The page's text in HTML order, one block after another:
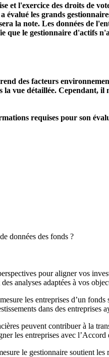
et l'exercice des droits de
les grands
la note. Les données de
que le gestionnaire d'actifs
des facteurs
la vue détaillée.
requises pour son
données des fonds ?
pour aligner vos
analyses adaptées à vos
les entreprises d’un
dans des entreprises
peuvent contribuer à la
les entreprises avec l’Accord
le gestionnaire soutient les